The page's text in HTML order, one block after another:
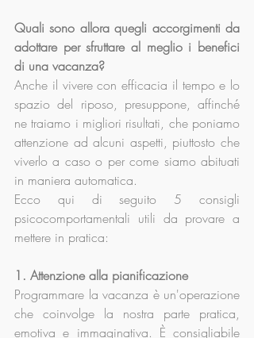
Quali sono allora quegli accorgimenti da
adottare per sfruttare al meglio i benefici
di una vacanza?
Anche il vivere con efficacia il tempo e lo
spazio del riposo, presuppone, affinché
ne traiamo i migliori risultati, che poniamo
attenzione ad alcuni aspetti, piuttosto che
viverlo a caso o per come siamo abituati
in maniera automatica.
Ecco qui di seguito 5 consigli
psicocomportamentali utili da provare a
mettere in pratica:
1. Attenzione alla pianificazione
Programmare la vacanza è un'operazione
che coinvolge la nostra parte pratica,
emotiva e immaginativa. È consigliabile